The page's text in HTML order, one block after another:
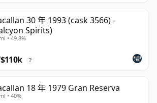
30 年 1993 (cask 3566) -
Spirits)
• 49.8%
?
18 年 1979 Gran Reserva
• 40%